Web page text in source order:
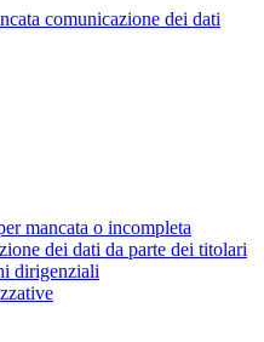
comunicazione dei dati
mancata o incompleta
dei dati da parte dei titolari
dirigenziali